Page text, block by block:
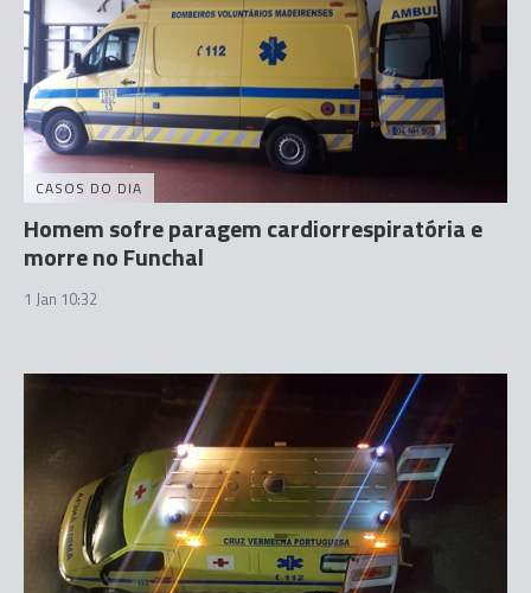
CASOS DO DIA
Homem sofre paragem cardiorrespiratória e
morre no Funchal
1 Jan 10:32